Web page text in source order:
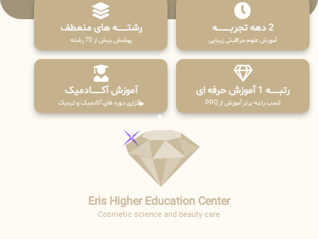
2 دهه تجربـــــــــه
آموزش علوم مراقبتی زیبایی
رشتـــــــه های منعطف
پوشش بیش از 70 رشته
رتبــــــه 1 آموزش حرفه ای
کسب رتبه برتر آموزش از PPQ
آموزش آکـــــــادمیک
برگزاری دوره های آکادمیک و ترمیک
Eris Higher Education Center
Cosmetic science and beauty care